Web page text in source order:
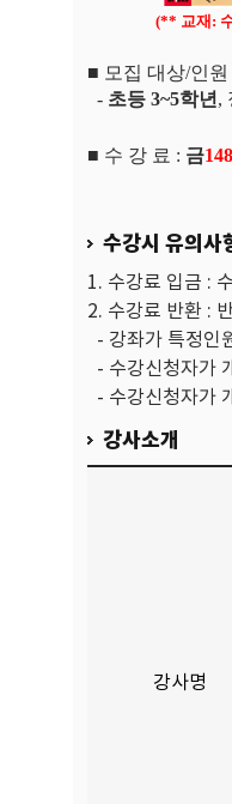
(** 교재 :
■ 모집 대상/인원
- 초등 3~5학년 ,
■ 수 강 료 : 금
수강시 유의사
1. 수강료 입금 :
2. 수강료 반환 :
- 강좌가 특정인
- 수강신청자가
- 수강신청자가
강사소개
강사명